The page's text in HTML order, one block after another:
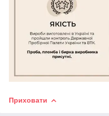
Приховати